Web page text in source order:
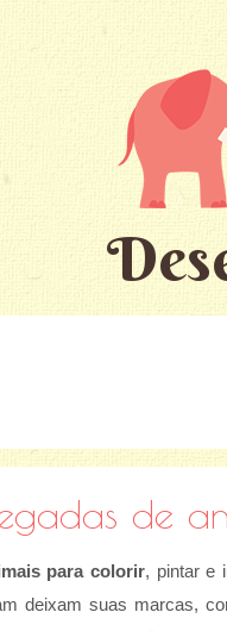
de
para colorir, pintar e
deixam suas marcas,